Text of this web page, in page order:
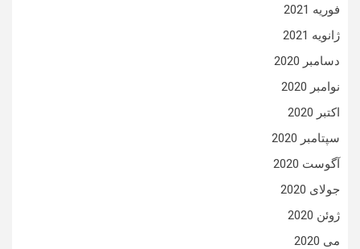
فوریه 2021
ژانویه 2021
دسامبر 2020
نوامبر 2020
اکتبر 2020
سپتامبر 2020
آگوست 2020
جولای 2020
ژوئن 2020
می 2020